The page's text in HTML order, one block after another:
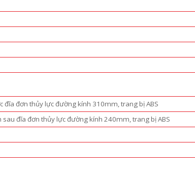
đơn thủy lực đường kính 310mm, trang bị ABS
đĩa đơn thủy lực đường kính 240mm, trang bị ABS